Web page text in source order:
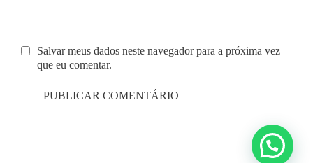
Salvar meus dados neste navegador para a próxima vez
que eu comentar.